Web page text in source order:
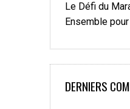
Le Défi du
Ensemble
DERNIERS